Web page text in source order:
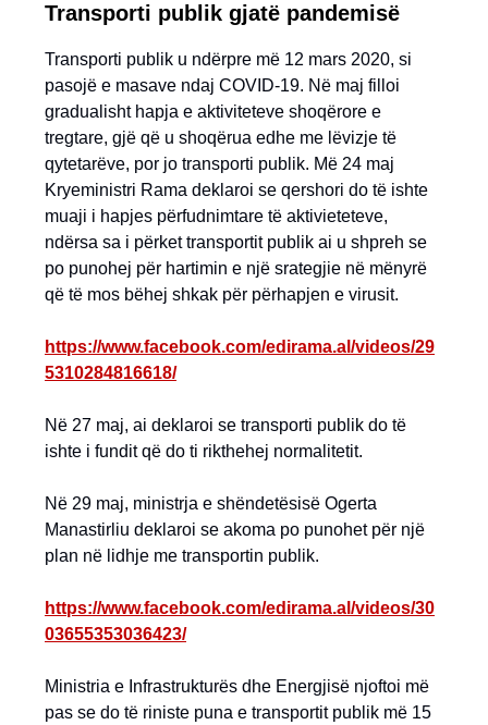
Transporti publik gjatë pandemisë
Transporti publik u ndërpre më 12 mars 2020, si
pasojë e masave ndaj COVID-19. Në maj filloi
gradualisht hapja e aktiviteteve shoqërore e
tregtare, gjë që u shoqërua edhe me lëvizje të
qytetarëve, por jo transporti publik. Më 24 maj
Kryeministri Rama deklaroi se qershori do të ishte
muaji i hapjes përfudnimtare të aktivieteteve,
ndërsa sa i përket transportit publik ai u shpreh se
po punohej për hartimin e një srategjie në mënyrë
që të mos bëhej shkak për përhapjen e virusit.
https://www.facebook.com/edirama.al/videos/29
5310284816618/
Në 27 maj, ai deklaroi se transporti publik do të
ishte i fundit që do ti rikthehej normalitetit.
Në 29 maj, ministrja e shëndetësisë Ogerta
Manastirliu deklaroi se akoma po punohet për një
plan në lidhje me transportin publik.
https://www.facebook.com/edirama.al/videos/30
03655353036423/
Ministria e Infrastrukturës dhe Energjisë njoftoi më
pas se do të riniste puna e transportit publik më 15